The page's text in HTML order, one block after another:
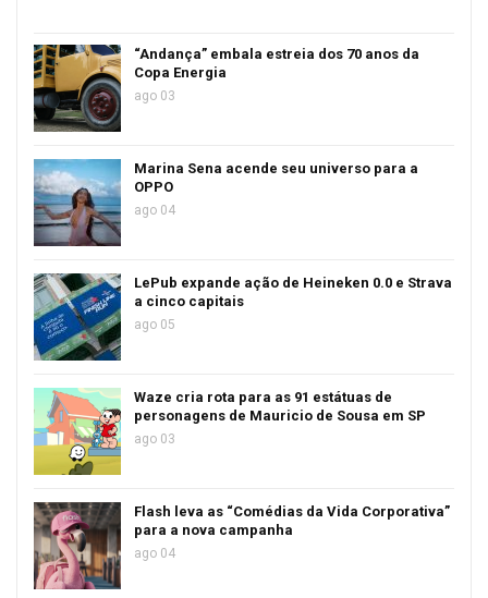
“Andança” embala estreia dos 70 anos da
Copa Energia
ago 03
Marina Sena acende seu universo para a
OPPO
ago 04
LePub expande ação de Heineken 0.0 e Strava
a cinco capitais
ago 05
Waze cria rota para as 91 estátuas de
personagens de Mauricio de Sousa em SP
ago 03
Flash leva as “Comédias da Vida Corporativa”
para a nova campanha
ago 04